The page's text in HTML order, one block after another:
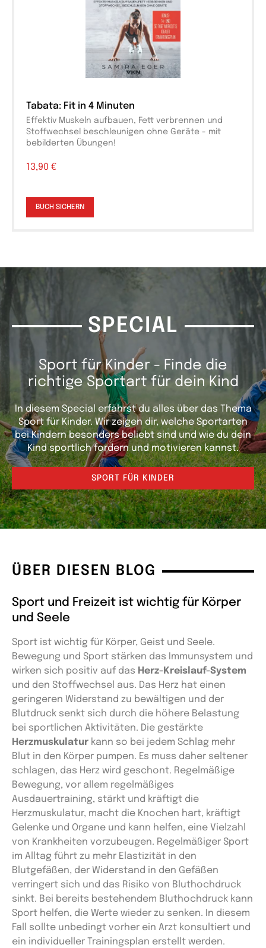
Tabata: Fit in 4 Minuten
Effektiv Muskeln aufbauen, Fett verbrennen und
Stoffwechsel beschleunigen ohne Geräte - mit
bebilderten Übungen!
13,90 €
BUCH SICHERN
SPECIAL
Sport für Kinder - Finde die
richtige Sportart für dein Kind
In diesem Special erfährst du alles über das Thema
Sport für Kinder. Wir zeigen dir, welche Sportarten
bei Kindern besonders beliebt sind und wie du dein
Kind sportlich fordern und motivieren kannst.
SPORT FÜR KINDER
ÜBER DIESEN BLOG
Sport und Freizeit ist wichtig für Körper
und Seele
Sport ist wichtig für Körper, Geist und Seele.
Bewegung und Sport stärken das Immunsystem und
wirken sich positiv auf das Herz-Kreislauf-System
und den Stoffwechsel aus. Das Herz hat einen
geringeren Widerstand zu bewältigen und der
Blutdruck senkt sich durch die höhere Belastung
bei sportlichen Aktivitäten. Die gestärkte
Herzmuskulatur kann so bei jedem Schlag mehr
Blut in den Körper pumpen. Es muss daher seltener
schlagen, das Herz wird geschont. Regelmäßige
Bewegung, vor allem regelmäßiges
Ausdauertraining, stärkt und kräftigt die
Herzmuskulatur, macht die Knochen hart, kräftigt
Gelenke und Organe und kann helfen, eine Vielzahl
von Krankheiten vorzubeugen. Regelmäßiger Sport
im Alltag führt zu mehr Elastizität in den
Blutgefäßen, der Widerstand in den Gefäßen
verringert sich und das Risiko von Bluthochdruck
sinkt. Bei bereits bestehendem Bluthochdruck kann
Sport helfen, die Werte wieder zu senken. In diesem
Fall sollte unbedingt vorher ein Arzt konsultiert und
ein individueller Trainingsplan erstellt werden.